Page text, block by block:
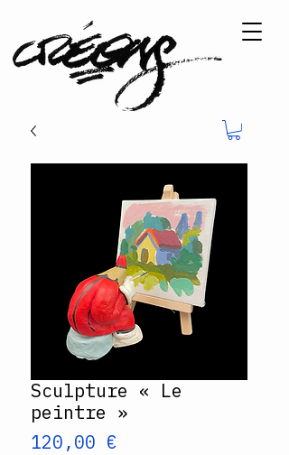
Sculpture « Le
peintre »
120,00 €